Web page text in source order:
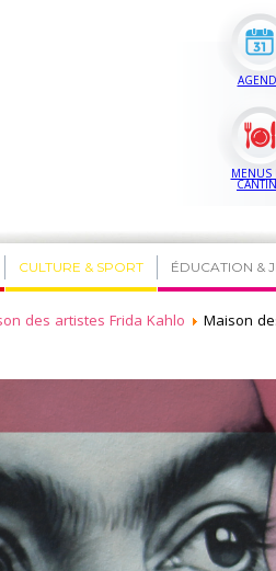
MENUS
CULTURE & SPORT ÉDUCATION &
des artistes Frida Kahlo
Maison